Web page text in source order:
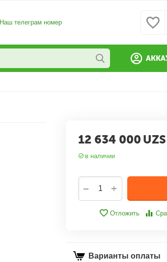
Наш телеграм номер
12 634 000 UZS
в наличии
+
−
Отложить
Варианты оплаты